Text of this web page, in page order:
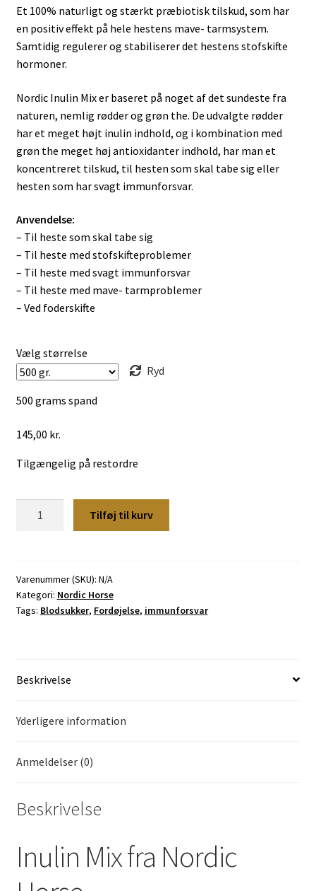
969,00 kr.
Et 100% naturligt og stærkt præbiotisk tilskud, som har
en positiv effekt på hele hestens mave- tarmsystem.
Samtidig regulerer og stabiliserer det hestens stofskifte
hormoner.
Nordic Inulin Mix er baseret på noget af det sundeste fra
naturen, nemlig rødder og grøn the. De udvalgte rødder
har et meget højt inulin indhold, og i kombination med
grøn the meget høj antioxidanter indhold, har man et
koncentreret tilskud, til hesten som skal tabe sig eller
hesten som har svagt immunforsvar.
Anvendelse:
– Til heste som skal tabe sig
– Til heste med stofskifteproblemer
– Til heste med svagt immunforsvar
– Til heste med mave- tarmproblemer
– Ved foderskifte
Vælg størrelse
Ryd
500 grams spand
145,00 kr.
Tilgængelig på restordre
Tilføj til kurv
Varenummer (SKU): N/A
Kategori: Nordic Horse
Tags: Blodsukker, Fordøjelse, immunforsvar
Beskrivelse
Yderligere information
Anmeldelser (0)
Beskrivelse
Inulin Mix fra Nordic